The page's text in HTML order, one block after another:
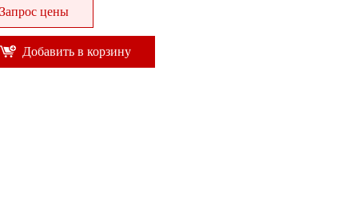
Запрос цены
Добавить в корзину